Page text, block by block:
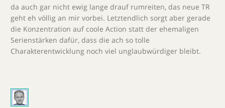
da auch gar nicht ewig lange drauf rumreiten, das neue TR
geht eh völlig an mir vorbei. Letztendlich sorgt aber gerade
die Konzentration auf coole Action statt der ehemaligen
Serienstärken dafür, dass die ach so tolle
Charakterentwicklung noch viel unglaubwürdiger bleibt.